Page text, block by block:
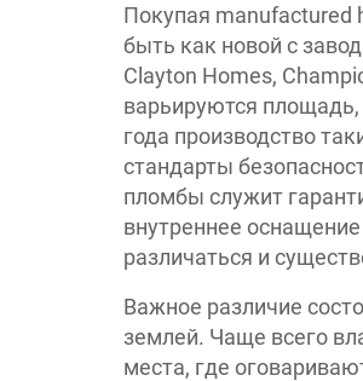
Покупая manufactured
быть как новой с
Clayton Homes,
варьируются
года производство
стандарты
пломбы служит
внутреннее
различаться и
Важное различие
землей. Чаще всего
места, где